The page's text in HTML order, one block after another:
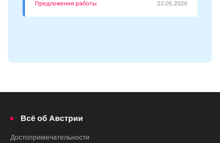
Предложения работы 22.05.2026
Всё об Австрии
Достопримечательности